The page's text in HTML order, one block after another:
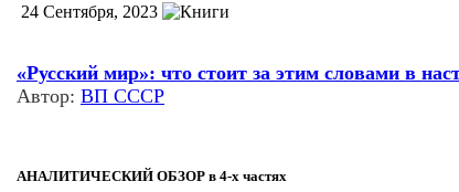
24 Сентября, 2023
«Русский мир»: что стоит за этим словами в
Автор: ВП СССР
АНАЛИТИЧЕСКИЙ ОБЗОР в 4-х частях